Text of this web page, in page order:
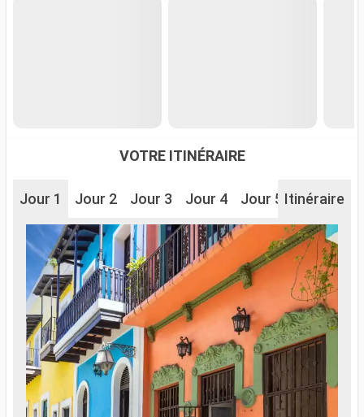
VOTRE ITINÉRAIRE
Jour 1 Jour 2 Jour 3 Jour 4 Jour 5 Jour 6
Itinéraire